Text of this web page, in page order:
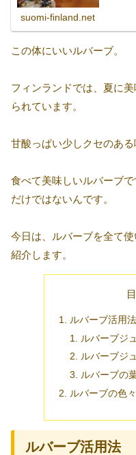
suomi-finland.net
この体にいいルバーブ。
フィンランドでは、夏に
られています。
甘酸っぱい少しクセのあ
食べて美味しいルバーブ
だけではないんです。
今日は、ルバーブを全て
紹介します。
ルバーブ活用法
ルバーブジ
ルバーブジ
ルバーブの
ルバーブの色
ルバーブ活用法